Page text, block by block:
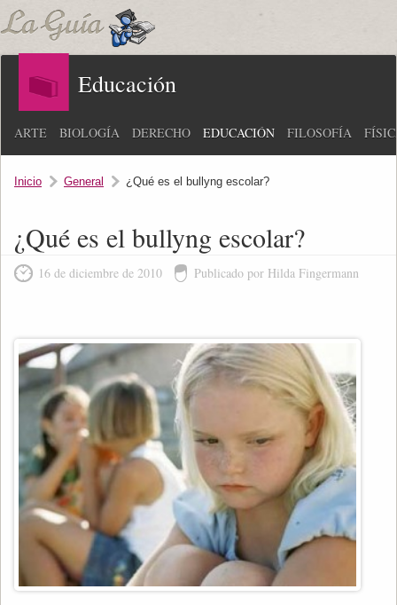
Educación
ARTE BIOLOGÍA DERECHO EDUCACIÓN FILOSOFÍA
Inicio General ¿Qué es el bullyng escolar?
¿Qué es el bullyng escolar?
16 de diciembre de 2010 Publicado por Hilda Fingermann